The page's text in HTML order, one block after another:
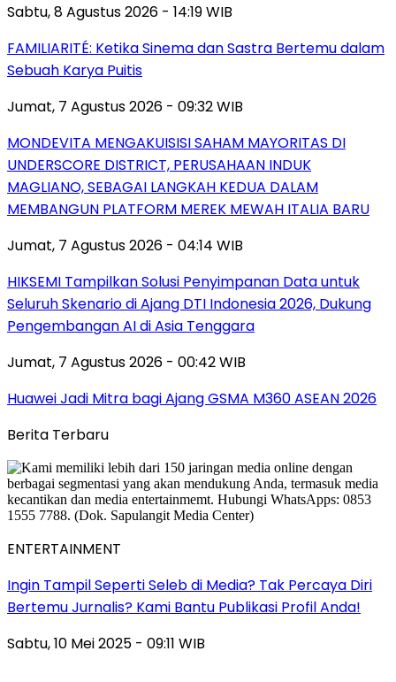
Sabtu, 8 Agustus 2026 - 14:19 WIB
FAMILIARITÉ: Ketika Sinema dan Sastra Bertemu dalam
Sebuah Karya Puitis
Jumat, 7 Agustus 2026 - 09:32 WIB
MONDEVITA MENGAKUISISI SAHAM MAYORITAS DI
UNDERSCORE DISTRICT, PERUSAHAAN INDUK
MAGLIANO, SEBAGAI LANGKAH KEDUA DALAM
MEMBANGUN PLATFORM MEREK MEWAH ITALIA BARU
Jumat, 7 Agustus 2026 - 04:14 WIB
HIKSEMI Tampilkan Solusi Penyimpanan Data untuk
Seluruh Skenario di Ajang DTI Indonesia 2026, Dukung
Pengembangan AI di Asia Tenggara
Jumat, 7 Agustus 2026 - 00:42 WIB
Huawei Jadi Mitra bagi Ajang GSMA M360 ASEAN 2026
Berita Terbaru
ENTERTAINMENT
Ingin Tampil Seperti Seleb di Media? Tak Percaya Diri
Bertemu Jurnalis? Kami Bantu Publikasi Profil Anda!
Sabtu, 10 Mei 2025 - 09:11 WIB